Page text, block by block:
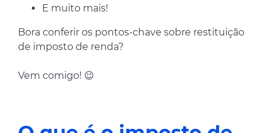
E muito mais!
Bora conferir os pontos-chave sobre restituição
de imposto de renda?
Vem comigo! 😉